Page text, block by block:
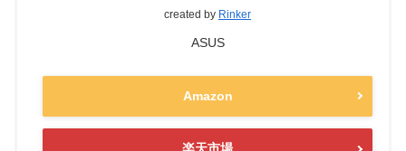
created by Rinker
ASUS
Amazon